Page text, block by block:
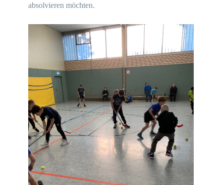
absolvieren möchten.